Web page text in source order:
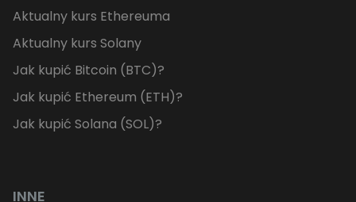
Aktualny kurs Ethereuma
Aktualny kurs Solany
Jak kupić Bitcoin (BTC)?
Jak kupić Ethereum (ETH)?
Jak kupić Solana (SOL)?
INNE